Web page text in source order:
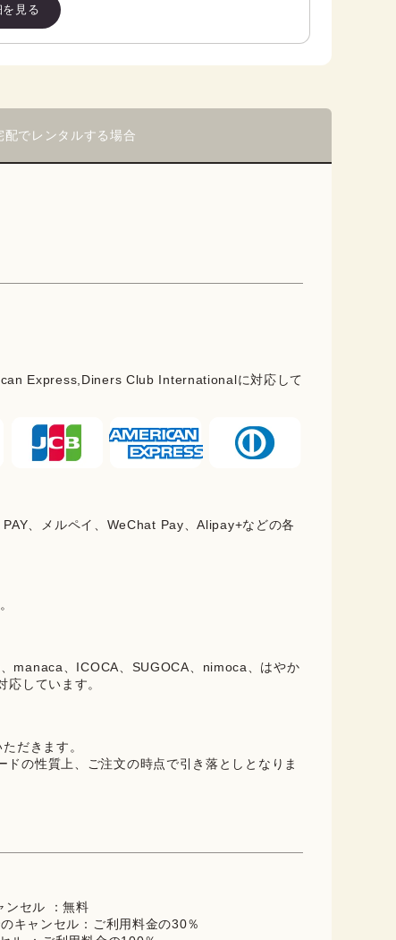
を見る
配でレンタルする場合
Express,Diners Club Internationalに対応して
、メルペイ、WeChat Pay、Alipay+などの各
manaca、ICOCA、SUGOCA、nimoca、はやか
応しています。
だきます。
の性質上、ご注文の時点で引き落としとなりま
ンセル ：無料
キャンセル：ご利用料金の30％